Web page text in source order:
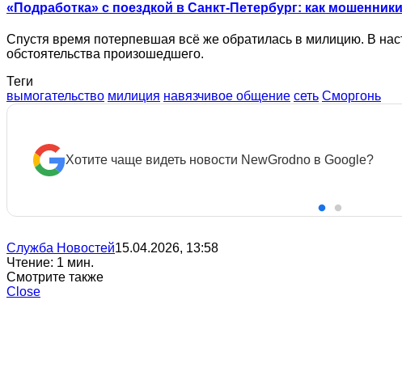
«Подработка» с поездкой в Санкт-Петербург: как
Спустя время потерпевшая всё же обратилась в милицию. В
обстоятельства произошедшего.
Теги
вымогательство милиция навязчивое общение сеть Сморгонь
Хотите чаще видеть новости NewGrodno в Google?
Служба Новостей15.04.2026, 13:58
Чтение: 1 мин.
Смотрите также
Close